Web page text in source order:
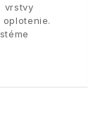
vrstvy